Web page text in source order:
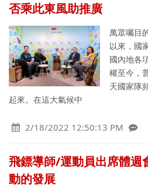
否乘此東風助推廣
萬眾囑目
以來，國
國內地各
權至今，
天國家隊
起來。在這大氣候中
2/18/2022 12:50:13 PM
飛鏢導師/運動員出席體週
動的發展